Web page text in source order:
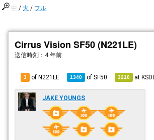
中 /大 / フル
Cirrus Vision SF50 (N221LE)
送信時刻： 4 年前
3 of N221LE 1340 ofSF50 3210 atKSDL
JAKE YOUNGS